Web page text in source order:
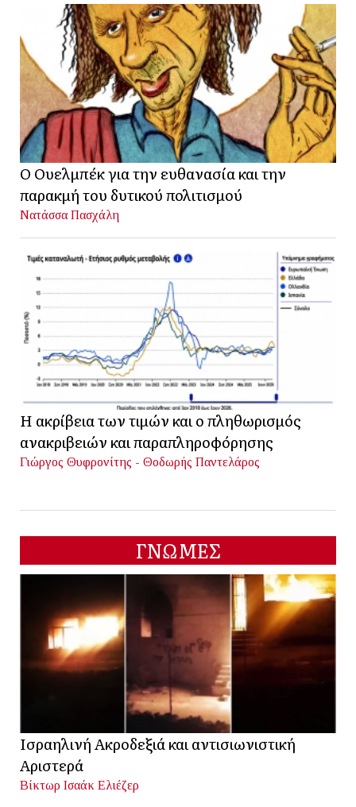
Ο Ουελμπέκ για την ευθανασία και την
παρακμή του δυτικού πολιτισμού
Νατάσσα Πασχάλη
Η ακρίβεια των τιμών και ο πληθωρισμός
ανακριβειών και παραπληροφόρησης
Γιώργος Θυφρονίτης - Θοδωρής Παντελάρος
ΓΝΩΜΕΣ
Ισραηλινή Ακροδεξιά και αντισιωνιστική
Αριστερά
Βίκτωρ Ισαάκ Ελιέζερ